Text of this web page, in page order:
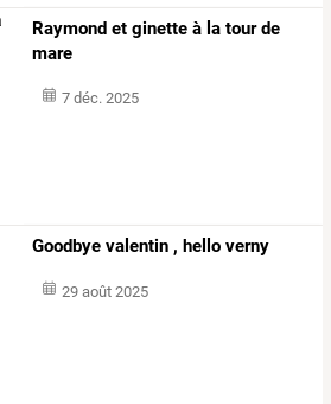
Raymond et ginette à la tour de
mare
7 déc. 2025
Goodbye valentin , hello verny
29 août 2025